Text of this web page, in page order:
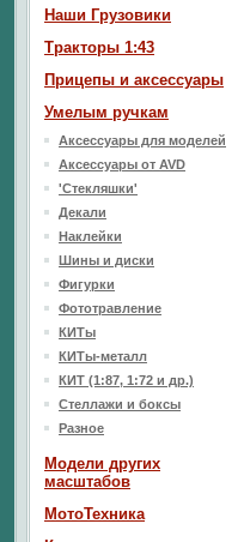
Наши Грузовики
Тракторы 1:43
Прицепы и аксессуары
Умелым ручкам
Аксессуары для моделей
Аксессуары от AVD
'Стекляшки'
Декали
Наклейки
Шины и диски
Фигурки
Фототравление
КИТы
КИТы-металл
КИТ (1:87, 1:72 и др.)
Стеллажи и боксы
Разное
Модели других
масштабов
МотоТехника